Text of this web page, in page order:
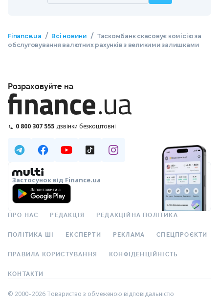
Finance.ua / Всі новини / Таскомбанк скасовує комісію за
обслуговування валютних рахунків з великими залишками
Розраховуйте на
0 800 307 555 дзвінки безкоштовні
Застосунок від Finance.ua
ПРО НАС РЕДАКЦІЯ РЕДАКЦІЙНА ПОЛІТИКА
ПОЛІТИКА ШІ ЕКСПЕРТИ РЕКЛАМА СПЕЦПРОЄКТИ
ПРАВИЛА КОРИСТУВАННЯ КОНФІДЕНЦІЙНІСТЬ
КОНТАКТИ
© 2000–2026 Товариство з обмеженою відповідальністю